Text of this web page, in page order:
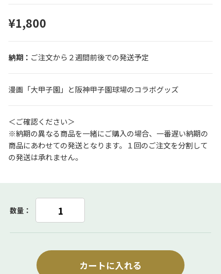
¥1,800
ご注文から２週間前後での発送予定
漫画「大甲子園」と阪神甲子園球場のコラボグッズ
＜ご確認ください＞
※納期の異なる商品を一緒にご購入の場合、一番遅い納期の
商品にあわせての発送となります。１回のご注文を分割して
の発送は承れません。
数量：
カートに入れる